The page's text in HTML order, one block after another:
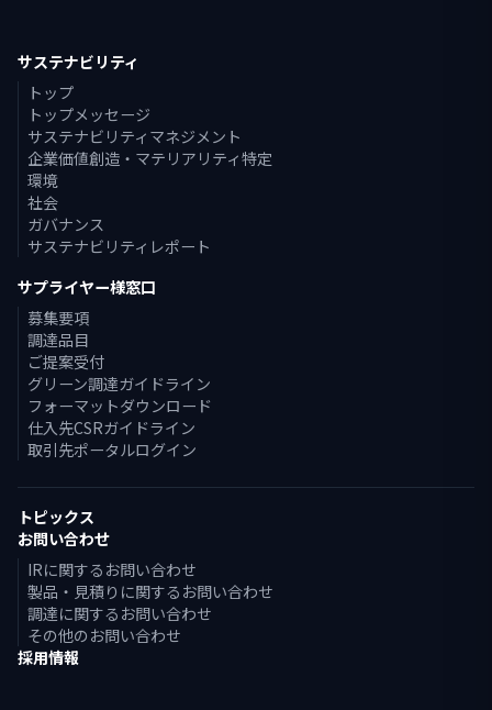
サステナビリティ
トップ
トップメッセージ
サステナビリティマネジメント
企業価値創造・マテリアリティ特定
環境
社会
ガバナンス
サステナビリティレポート
サプライヤー様窓口
募集要項
調達品目
ご提案受付
グリーン調達ガイドライン
フォーマットダウンロード
仕入先CSRガイドライン
取引先ポータルログイン
トピックス
お問い合わせ
IRに関するお問い合わせ
製品・見積りに関するお問い合わせ
調達に関するお問い合わせ
その他のお問い合わせ
採用情報